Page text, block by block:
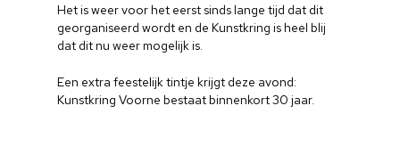
Het is weer voor het eerst sinds lange tijd dat dit
georganiseerd wordt en de Kunstkring is heel blij
dat dit nu weer mogelijk is.
Een extra feestelijk tintje krijgt deze avond:
Kunstkring Voorne bestaat binnenkort 30 jaar.